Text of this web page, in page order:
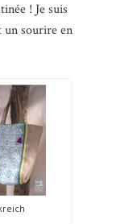
! Je suis
un sourire en